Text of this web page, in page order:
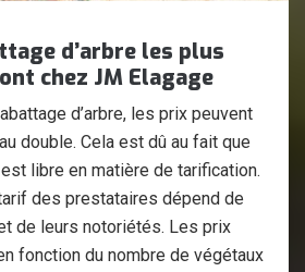
d’arbre les plus
chez JM Elagage
d’arbre, les prix peuvent
double. Cela est dû au fait que
libre en matière de tarification.
des prestataires dépend de
de leurs notoriétés. Les prix
fonction du nombre de végétaux